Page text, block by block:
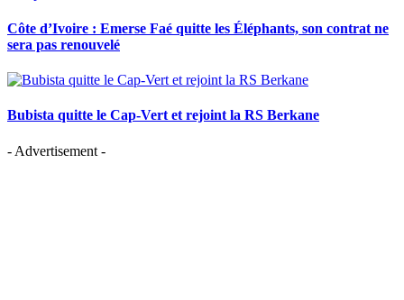
Côte d’Ivoire : Emerse Faé quitte les Éléphants, son contrat ne
sera pas renouvelé
Bubista quitte le Cap-Vert et rejoint la RS Berkane
- Advertisement -